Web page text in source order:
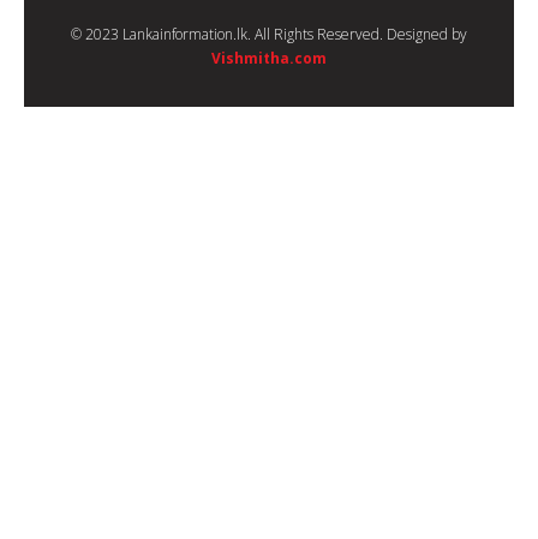
© 2023 Lankainformation.lk. All Rights Reserved. Designed by
Vishmitha.com